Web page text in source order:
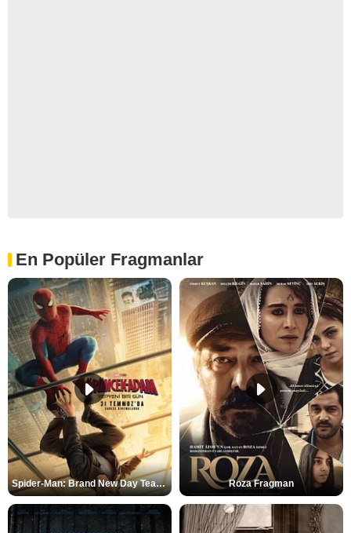
En Popüler Fragmanlar
Spider-Man: Brand New Day Teaser Roza Fragman